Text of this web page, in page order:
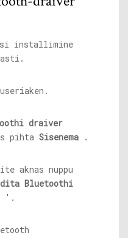
installimine
​​draiver
pihta Sisenema .
aknas nuppu
Bluetoothi
'.